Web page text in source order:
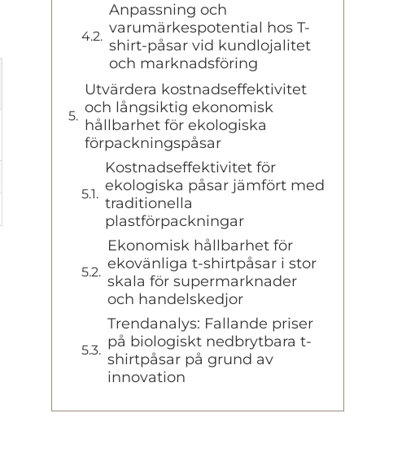
Anpassning och
varumärkespotential hos T-
shirt-påsar vid kundlojalitet
och marknadsföring
Utvärdera kostnadseffektivitet
och långsiktig ekonomisk
hållbarhet för ekologiska
förpackningspåsar
Kostnadseffektivitet för
ekologiska påsar jämfört med
traditionella
plastförpackningar
Ekonomisk hållbarhet för
ekovänliga t-shirtpåsar i stor
skala för supermarknader
och handelskedjor
Trendanalys: Fallande priser
på biologiskt nedbrytbara t-
shirtpåsar på grund av
innovation